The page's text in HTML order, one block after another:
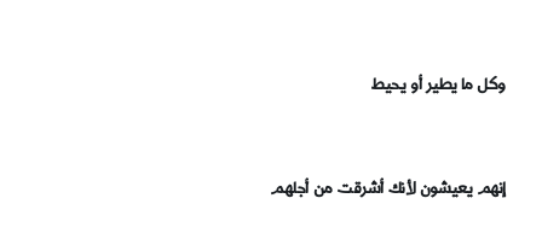
وكل ما يطير أو يحيط
إنهم يعيشون لأنك أشرقت من أجلهم